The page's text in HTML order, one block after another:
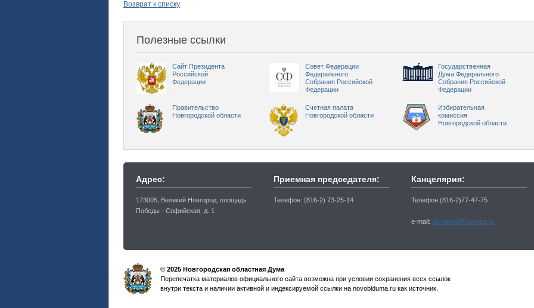
Возврат к списку
Полезные ссылки
Сайт Президента
Российской
Федерации
Совет Федерации
Федерального
Собрания Российской
Федерации
Государственная
Дума Федерального
Собрания Российской
Федерации
Правительство
Новгородской области
Счетная палата
Новгородской области
Избирательная
комиссия
Новгородской области
Адрес:
173005, Великий Новгород, площадь
Победы - Софийская, д. 1
Приемная председателя:
Телефон: (816-2) 73-25-14
Канцелярия:
Телефон:(816-2)77-47-75
e-mail: dumamail@novreg.ru
© 2025 Новгородская областная Дума
Перепечатка материалов официального сайта возможна при условии сохранения всех ссылок
внутри текста и наличии активной и индексируемой ссылки на novoblduma.ru как источник.